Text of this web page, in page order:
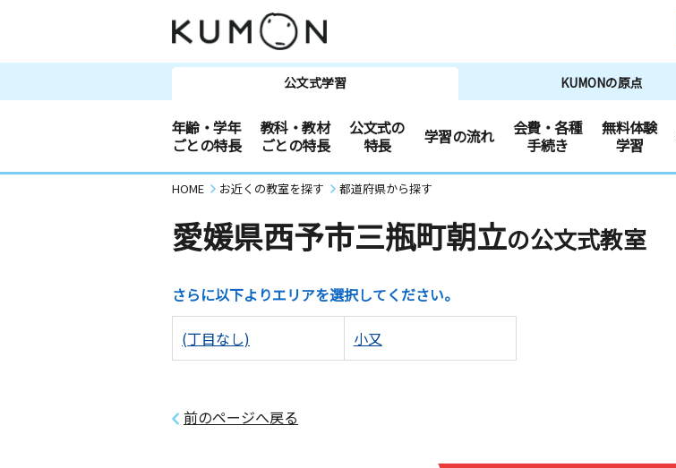
公文式学習 KUMONの原点
年齢・学年
ごとの特長
教科・教材
ごとの特長
公文式の
特長
学習の流れ
会費・各種
手続き
無料体験
学習
HOME お近くの教室を探す 都道府県から探す
愛媛県西予市三瓶町朝立の公文式教室
さらに以下よりエリアを選択してください。
(丁目なし) 小又
前のページへ戻る